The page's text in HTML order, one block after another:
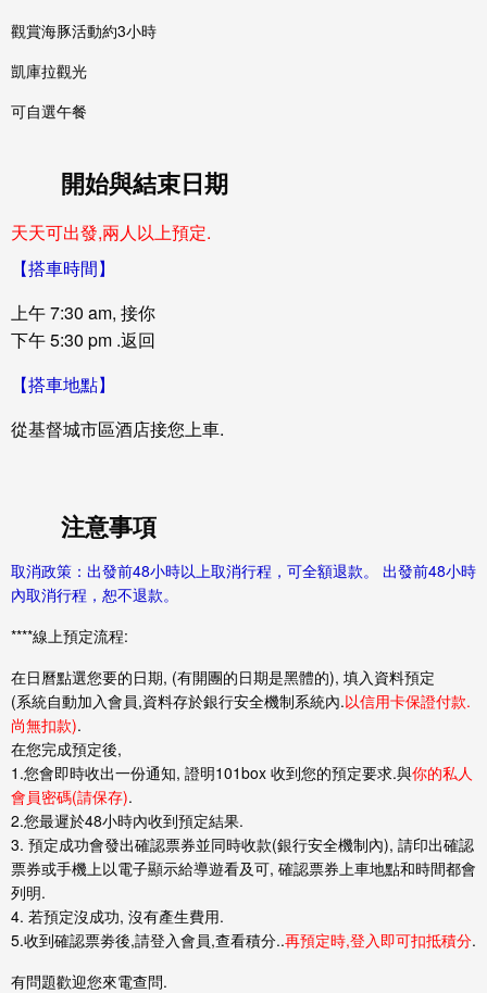
觀賞海豚活動約3小時
凱庫拉觀光
可自選午餐
開始與結束日期
天天可出發,兩人以上預定.
【搭車時間】
上午 7:30 am, 接你
下午 5:30 pm .返回
【搭車地點】
從基督城市區酒店接您上車.
注意事項
取消政策：出發前48小時以上取消行程，可全額退款。 出發前48小時
內取消行程，恕不退款。
****線上預定流程:
在日曆點選您要的日期, (有開團的日期是黑體的), 填入資料預定
(系統自動加入會員,資料存於銀行安全機制系統內.以信用卡保證付款.
尚無扣款).
在您完成預定後,
1.您會即時收出一份通知, 證明101box 收到您的預定要求.與你的私人
會員密碼(請保存).
2.您最遲於48小時內收到預定結果.
3. 預定成功會發出確認票券並同時收款(銀行安全機制內), 請印出確認
票券或手機上以電子顯示給導遊看及可, 確認票券上車地點和時間都會
列明.
4. 若預定沒成功, 沒有產生費用.
5.收到確認票劵後,請登入會員,查看積分..再預定時,登入即可扣抵積分.
有問題歡迎您來電查問.